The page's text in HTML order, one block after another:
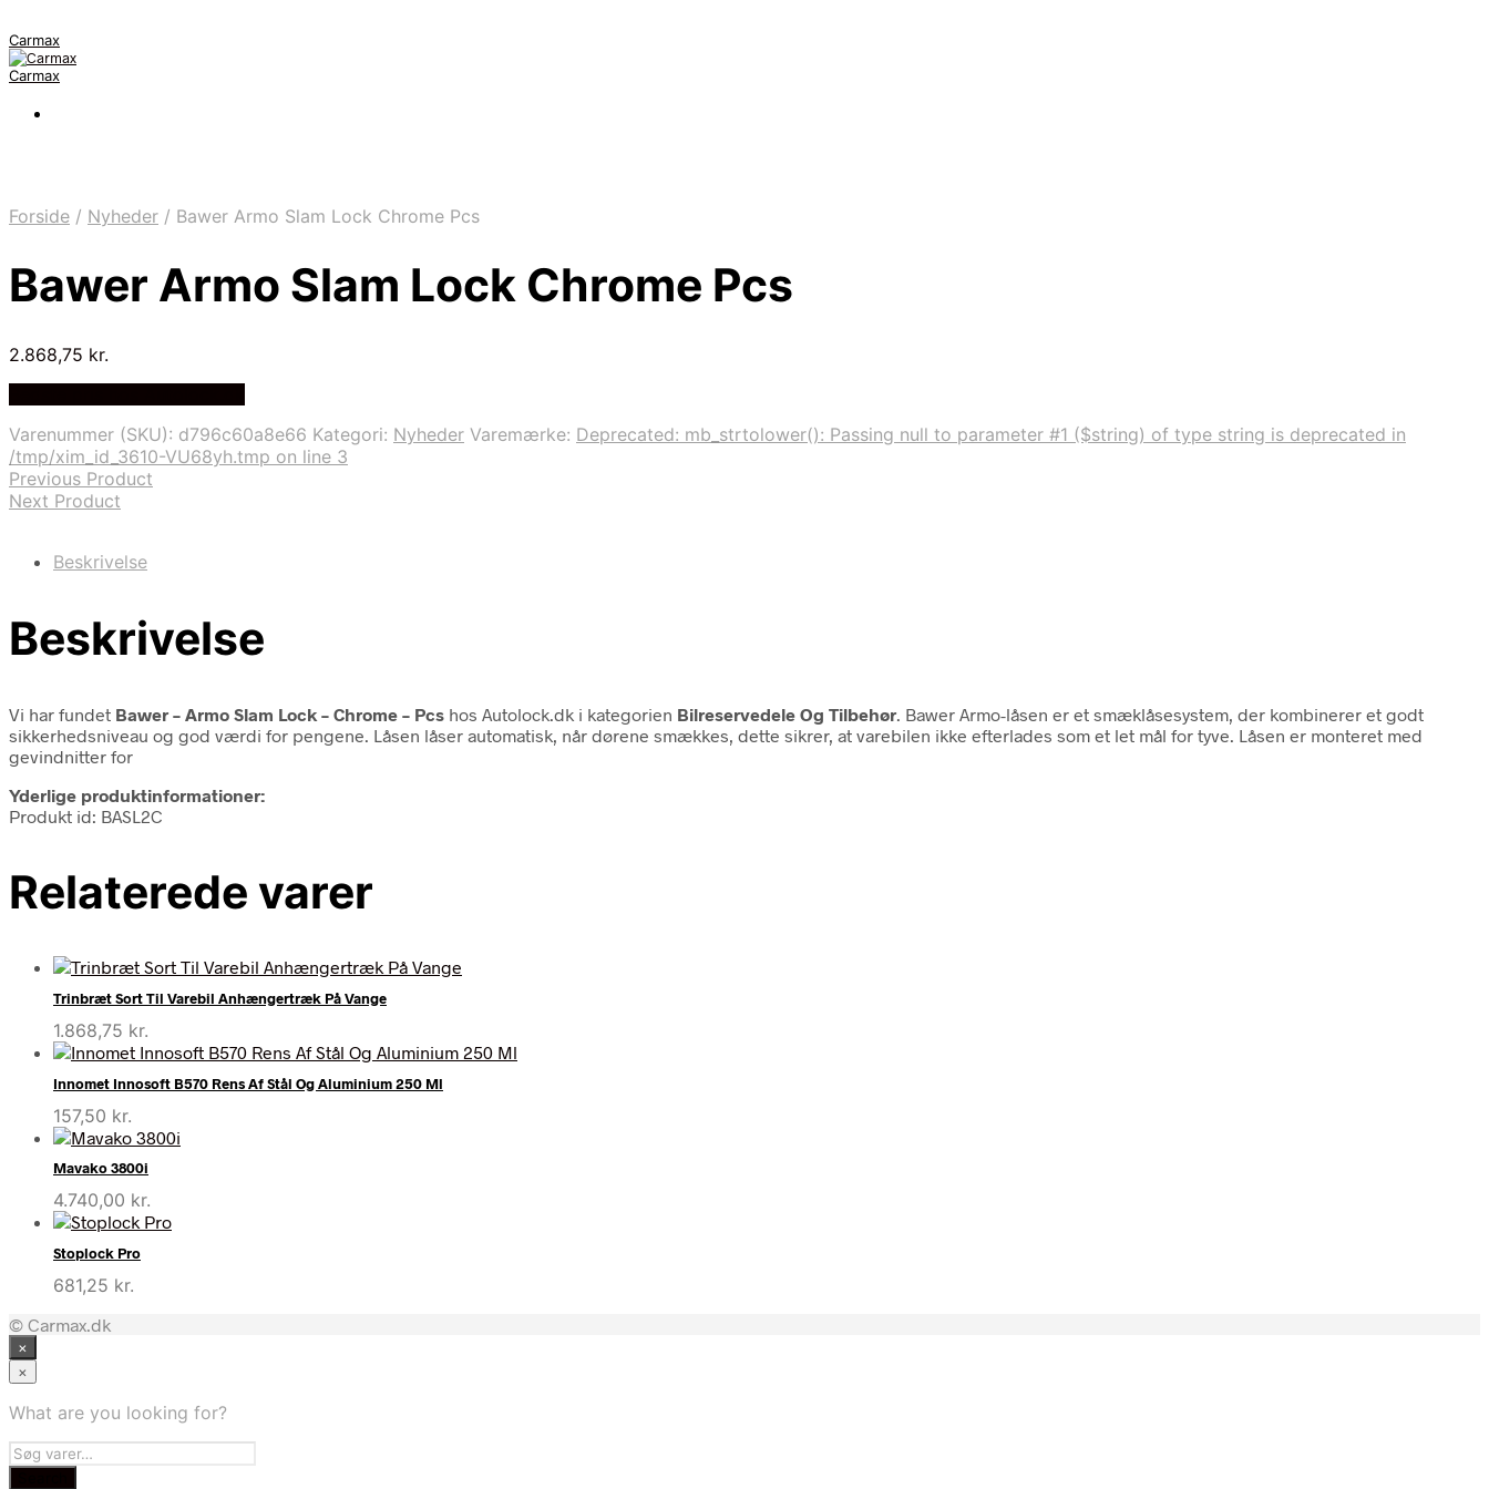
Carmax
Carmax
Forside / Nyheder / Bawer Armo Slam Lock Chrome Pcs
Bawer Armo Slam Lock Chrome Pcs
2.868,75 kr.
Varenummer (SKU): d796c60a8e66 Kategori: Nyheder Varemærke: Deprecated: mb_strtolower(): Passing null to parameter #1 ($string) of type string is deprecated in
/tmp/xim_id_3610-VU68yh.tmp on line 3
Previous Product
Next Product
Beskrivelse
Beskrivelse
Vi har fundet Bawer – Armo Slam Lock – Chrome – Pcs hos Autolock.dk i kategorien Bilreservedele Og Tilbehør . Bawer Armo-låsen er et smæklåsesystem, der kombinerer et godt
sikkerhedsniveau og god værdi for pengene. Låsen låser automatisk, når dørene smækkes, dette sikrer, at varebilen ikke efterlades som et let mål for tyve. Låsen er monteret med
gevindnitter for
Yderlige produktinformationer:
Produkt id: BASL2C
Relaterede varer
Trinbræt Sort Til Varebil Anhængertræk På Vange
1.868,75 kr.
Innomet Innosoft B570 Rens Af Stål Og Aluminium 250 Ml
157,50 kr.
Mavako 3800i
4.740,00 kr.
Stoplock Pro
681,25 kr.
© Carmax.dk
×
×
What are you looking for?